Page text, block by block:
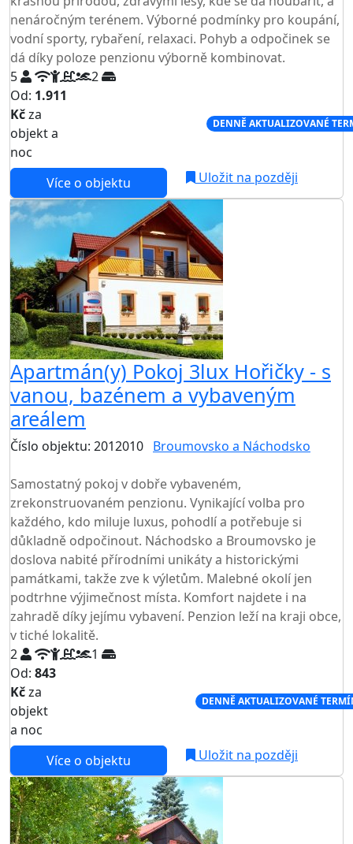
nenáročným terénem. Výborné podmínky pro koupání,
vodní sporty, rybaření, relaxaci. Pohyb a odpočinek se
dá díky poloze penzionu výborně kombinovat.
5
2
Od: 1.911
Kčza
objekt a
noc
DENNĚ AKTUALIZOVANÉ
Více o objektu Uložit na později
Apartmán(y) Pokoj 3lux Hořičky - s
vanou, bazénem a vybaveným
areálem
Číslo objektu: 2012010 Broumovsko a Náchodsko
Samostatný pokoj v dobře vybaveném,
zrekonstruovaném penzionu. Vynikající volba pro
každého, kdo miluje luxus, pohodlí a potřebuje si
důkladně odpočinout. Náchodsko a Broumovsko je
doslova nabité přírodními unikáty a historickými
památkami, takže zve k výletům. Malebné okolí jen
podtrhne výjimečnost místa. Komfort najdete i na
zahradě díky jejímu vybavení. Penzion leží na kraji obce,
v tiché lokalitě.
2
1
Od: 843
Kčza
objekt
a noc
DENNĚ AKTUALIZOVANÉ
Více o objektu Uložit na později